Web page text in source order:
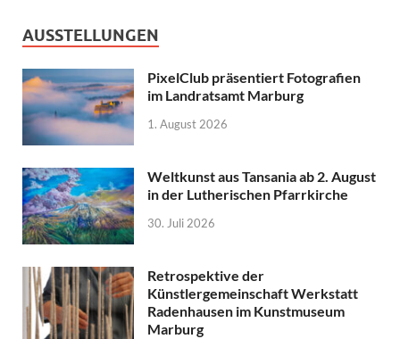
AUSSTELLUNGEN
PixelClub präsentiert Fotografien
im Landratsamt Marburg
1. August 2026
Weltkunst aus Tansania ab 2. August
in der Lutherischen Pfarrkirche
30. Juli 2026
Retrospektive der
Künstlergemeinschaft Werkstatt
Radenhausen im Kunstmuseum
Marburg